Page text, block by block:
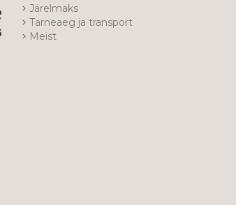
Järelmaks
Tarneaeg ja transport
Meist